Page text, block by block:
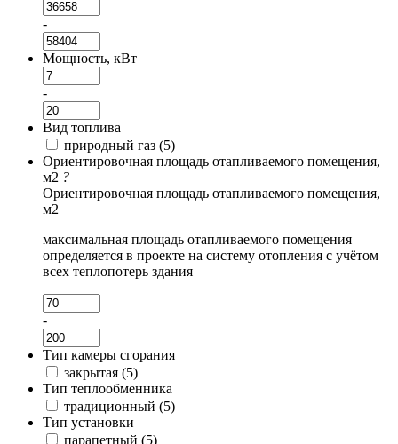
-
Мощность, кВт
-
Вид топлива
природный газ (5)
Ориентировочная площадь отапливаемого помещения,
м2 ?
Ориентировочная площадь отапливаемого помещения,
м2
максимальная площадь отапливаемого помещения
определяется в проекте на систему отопления с учётом
всех теплопотерь здания
-
Тип камеры сгорания
закрытая (5)
Тип теплообменника
традиционный (5)
Тип установки
парапетный (5)